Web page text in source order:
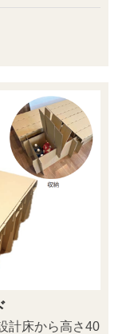
計床から高さ40